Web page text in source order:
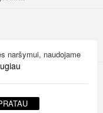
naršymui, naudojame